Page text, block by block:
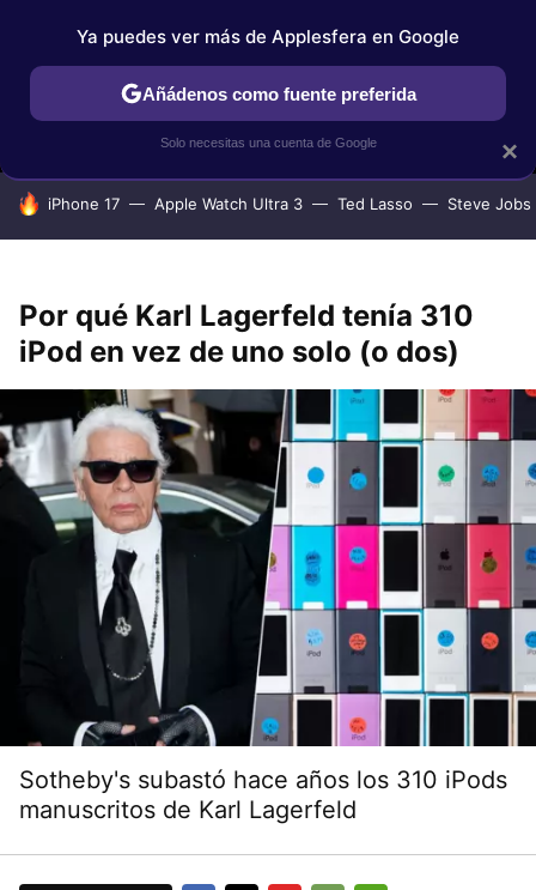
MENÚ NUEVO
TUTORIALES APPLESFERA SELECCIÓN
HOY SE HABLA DE
iPhone 17 Apple Watch Ultra 3 Ted Lasso Steve Jobs
Por qué Karl Lagerfeld tenía 310
iPod en vez de uno solo (o dos)
Sotheby's subastó hace años los 310 iPods
manuscritos de Karl Lagerfeld
×
Ya puedes ver más de Applesfera en Google
Añádenos como fuente preferida
Solo necesitas una cuenta de Google